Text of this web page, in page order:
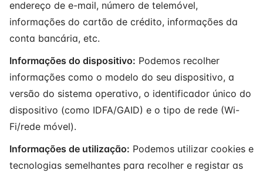
endereço de e-mail, número de telemóvel,
informações do cartão de crédito, informações da
conta bancária, etc.
Informações do dispositivo: Podemos recolher
informações como o modelo do seu dispositivo, a
versão do sistema operativo, o identificador único do
dispositivo (como IDFA/GAID) e o tipo de rede (Wi-
Fi/rede móvel).
Informações de utilização: Podemos utilizar cookies e
tecnologias semelhantes para recolher e registar as